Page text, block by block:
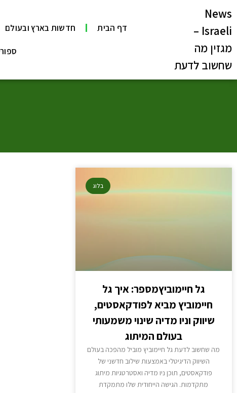
News
Israeli –
מגזין מה
שחשוב לדעת
דף הבית חדשות בארץ ובעולם
בלוג
גל חיימוביץמספר: איך גל
חיימוביץ מביא לפודקאסטים,
שיווק וניו מדיה שינוי משמעותי
בעולם המיתוג
מה שחשוב לדעת גל חיימוביץ מוביל מהפכה בעולם
השיווק הדיגיטלי באמצעות שילוב חדשני של
פודקאסטים, תוכן ניו מדיה ואסטרטגיות מיתוג
מתקדמות. הגישה הייחודית שלו מתמקדת